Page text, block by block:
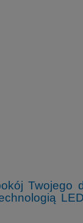
Twojego